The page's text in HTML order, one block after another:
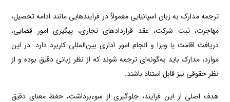
ترجمه مدارک به زبان اسپانیایی معمولاً در فرآیندهایی مانند ادامه تحصیل،
مهاجرت، ثبت شرکت، عقد قراردادهای تجاری، پیگیری امور قضایی،
دریافت اقامت یا ویزا و انجام امور اداری بین‌المللی کاربرد دارد. در این
موارد، مدارک باید به‌گونه‌ای ترجمه شوند که از نظر زبانی دقیق بوده و از
نظر حقوقی نیز قابل استناد باشند.
هدف اصلی از این فرآیند، جلوگیری از سوءبرداشت، حفظ معنای دقیق